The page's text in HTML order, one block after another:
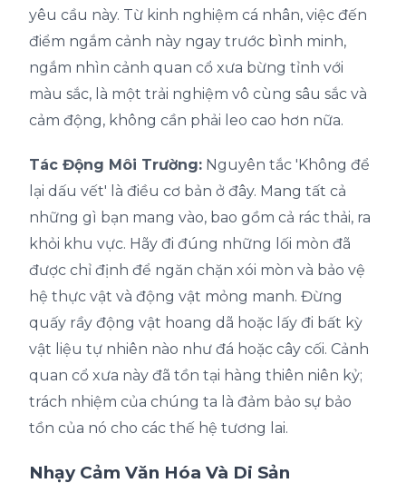
yêu cầu này. Từ kinh nghiệm cá nhân, việc đến
điểm ngắm cảnh này ngay trước bình minh,
ngắm nhìn cảnh quan cổ xưa bừng tỉnh với
màu sắc, là một trải nghiệm vô cùng sâu sắc và
cảm động, không cần phải leo cao hơn nữa.
Tác Động Môi Trường: Nguyên tắc 'Không để
lại dấu vết' là điều cơ bản ở đây. Mang tất cả
những gì bạn mang vào, bao gồm cả rác thải, ra
khỏi khu vực. Hãy đi đúng những lối mòn đã
được chỉ định để ngăn chặn xói mòn và bảo vệ
hệ thực vật và động vật mỏng manh. Đừng
quấy rầy động vật hoang dã hoặc lấy đi bất kỳ
vật liệu tự nhiên nào như đá hoặc cây cối. Cảnh
quan cổ xưa này đã tồn tại hàng thiên niên kỷ;
trách nhiệm của chúng ta là đảm bảo sự bảo
tồn của nó cho các thế hệ tương lai.
Nhạy Cảm Văn Hóa Và Di Sản